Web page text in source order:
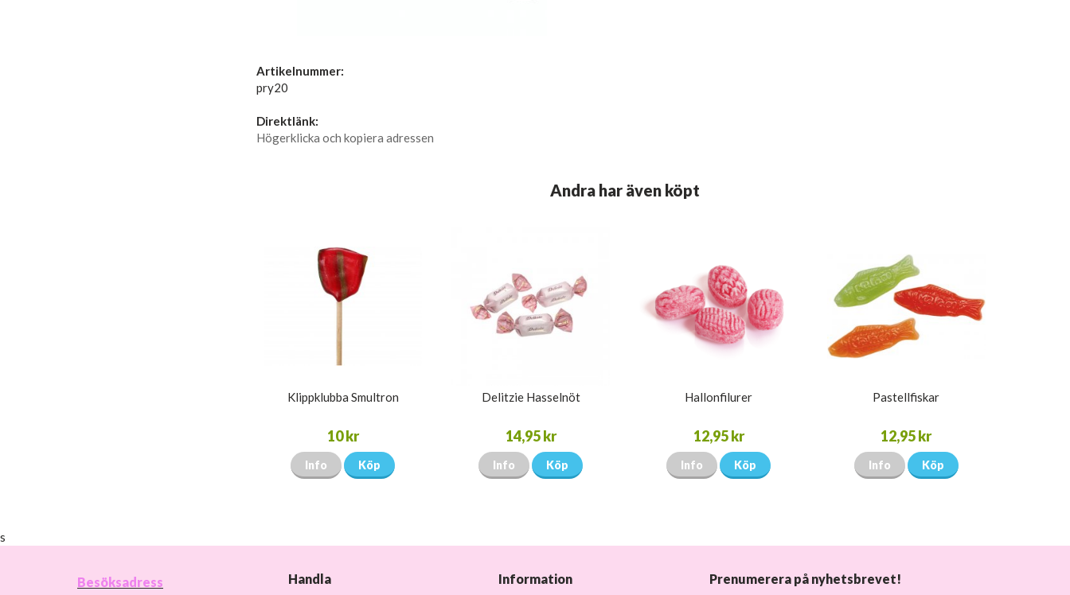
Artikelnummer:
pry20
Direktlänk:
Högerklicka och kopiera adressen
Andra har även köpt
Klippklubba Smultron
10 kr
Info Köp
Delitzie Hasselnöt
14,95 kr
Info Köp
Hallonfilurer
12,95 kr
Info Köp
Pastellfiskar
12,95 kr
Info Köp
s
Besöksadress Handla Information Prenumerera på nyhetsbrevet!